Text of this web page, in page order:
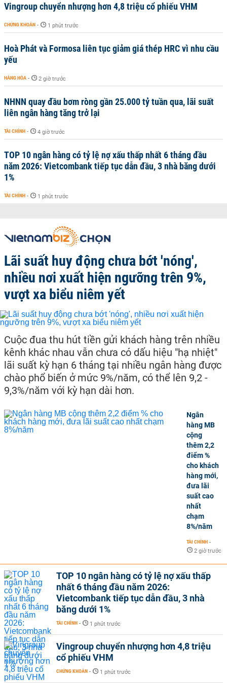
Vingroup chuyển nhượng hơn 4,8 triệu cổ phiếu VHM
CHỨNG KHOÁN - 1 phút trước
Hoà Phát và Formosa liên tục giảm giá thép HRC vì nhu cầu
yếu
HÀNG HÓA - 2 giờ trước
NHNN quay đầu bơm ròng gần 25.000 tỷ tuần qua, lãi suất
liên ngân hàng tăng trở lại
TÀI CHÍNH - 4 giờ trước
TOP 10 ngân hàng có tỷ lệ nợ xấu thấp nhất 6 tháng đầu
năm 2026: Vietcombank tiếp tục dẫn đầu, 3 nhà băng dưới
1%
TÀI CHÍNH - 1 phút trước
Lãi suất huy động chưa bớt 'nóng',
nhiều nơi xuất hiện ngưỡng trên 9%,
vượt xa biểu niêm yết
Cuộc đua thu hút tiền gửi khách hàng trên nhiều
kênh khác nhau vẫn chưa có dấu hiệu "hạ nhiệt"
lãi suất kỳ hạn 6 tháng tại nhiều ngân hàng được
chào phổ biến ở mức 9%/năm, có thể lên 9,2 -
9,3%/năm với kỳ hạn dài hơn.
Ngân
hàng MB
cộng
thêm 2,2
điểm %
cho khách
hàng mới,
đưa lãi
suất cao
nhất
chạm
8%/năm
TÀI CHÍNH -
2 giờ trước
TOP 10 ngân hàng có tỷ lệ nợ xấu thấp
nhất 6 tháng đầu năm 2026:
Vietcombank tiếp tục dẫn đầu, 3 nhà
băng dưới 1%
TÀI CHÍNH - 1 phút trước
Vingroup chuyển nhượng hơn 4,8 triệu
cổ phiếu VHM
CHỨNG KHOÁN - 1 phút trước